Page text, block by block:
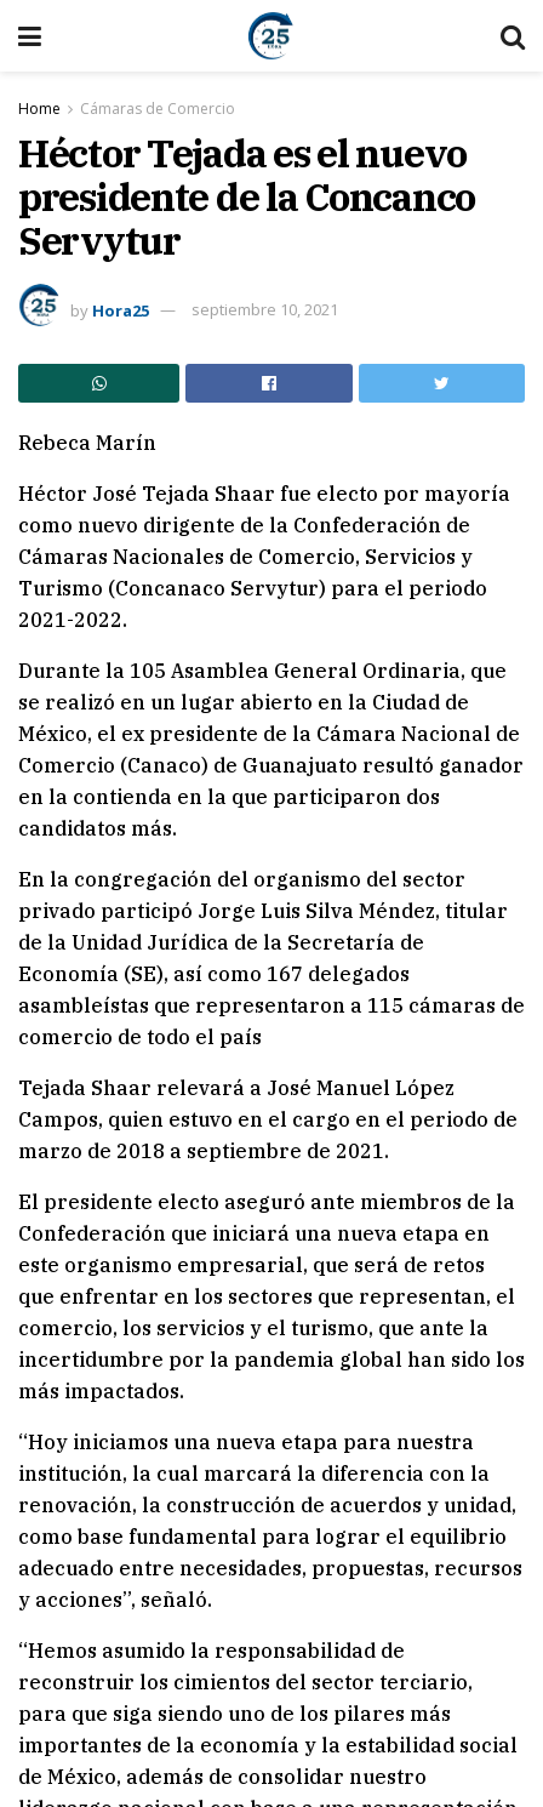
Home Cámaras de Comercio
Héctor Tejada es el nuevo
presidente de la Concanco
Servytur
by Hora25 septiembre 10, 2021
Rebeca Marín
Héctor José Tejada Shaar fue electo por mayoría
como nuevo dirigente de la Confederación de
Cámaras Nacionales de Comercio, Servicios y
Turismo (Concanaco Servytur) para el periodo
2021-2022.
Durante la 105 Asamblea General Ordinaria, que
se realizó en un lugar abierto en la Ciudad de
México, el ex presidente de la Cámara Nacional de
Comercio (Canaco) de Guanajuato resultó ganador
en la contienda en la que participaron dos
candidatos más.
En la congregación del organismo del sector
privado participó Jorge Luis Silva Méndez, titular
de la Unidad Jurídica de la Secretaría de
Economía (SE), así como 167 delegados
asambleístas que representaron a 115 cámaras de
comercio de todo el país
Tejada Shaar relevará a José Manuel López
Campos, quien estuvo en el cargo en el periodo de
marzo de 2018 a septiembre de 2021.
El presidente electo aseguró ante miembros de la
Confederación que iniciará una nueva etapa en
este organismo empresarial, que será de retos
que enfrentar en los sectores que representan, el
comercio, los servicios y el turismo, que ante la
incertidumbre por la pandemia global han sido los
más impactados.
“Hoy iniciamos una nueva etapa para nuestra
institución, la cual marcará la diferencia con la
renovación, la construcción de acuerdos y unidad,
como base fundamental para lograr el equilibrio
adecuado entre necesidades, propuestas, recursos
y acciones”, señaló.
“Hemos asumido la responsabilidad de
reconstruir los cimientos del sector terciario,
para que siga siendo uno de los pilares más
importantes de la economía y la estabilidad social
de México, además de consolidar nuestro